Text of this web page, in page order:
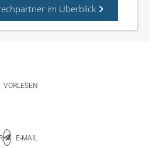
im Überblick
VORLESEN
Diese Seite vorlesen.
E-MAIL